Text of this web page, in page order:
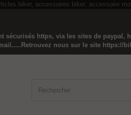
sécurisés https, via les sites de
nous sur le site https://